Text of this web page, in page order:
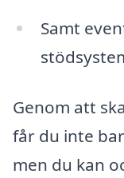
Samt
Genom att
får du inte
men du kan